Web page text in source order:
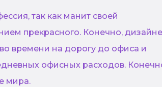
так как манит своей
прекрасного. Конечно,
времени на дорогу до офиса и
офисных расходов.
мира.